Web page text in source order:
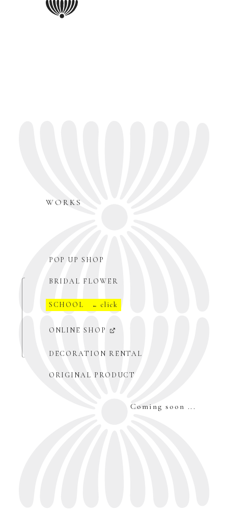
WORKS
POP UP SHOP
BRIDAL FLOWER
SCHOOL ← click
ONLINE SHOP
DECORATION RENTAL
ORIGINAL PRODUCT
Coming soon ...